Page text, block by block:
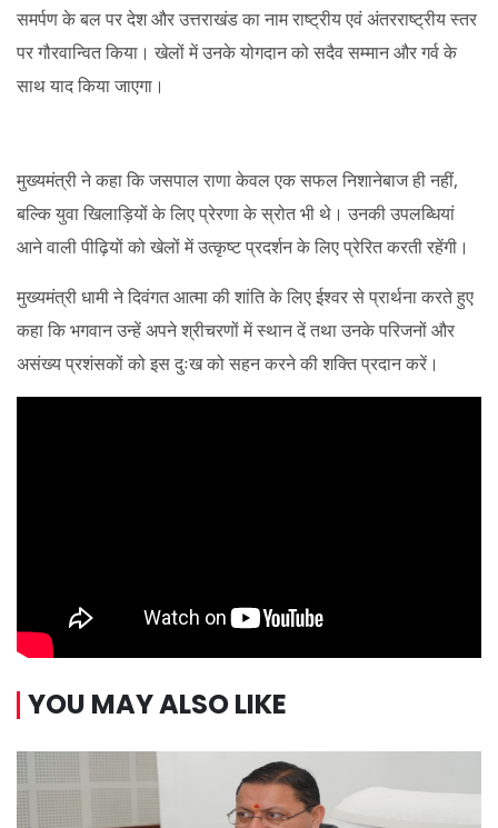
समर्पण के बल पर देश और उत्तराखंड का नाम राष्ट्रीय एवं अंतरराष्ट्रीय स्तर
पर गौरवान्वित किया। खेलों में उनके योगदान को सदैव सम्मान और गर्व के
साथ याद किया जाएगा।
मुख्यमंत्री ने कहा कि जसपाल राणा केवल एक सफल निशानेबाज ही नहीं,
बल्कि युवा खिलाड़ियों के लिए प्रेरणा के स्रोत भी थे। उनकी उपलब्धियां
आने वाली पीढ़ियों को खेलों में उत्कृष्ट प्रदर्शन के लिए प्रेरित करती रहेंगी।
मुख्यमंत्री धामी ने दिवंगत आत्मा की शांति के लिए ईश्वर से प्रार्थना करते हुए
कहा कि भगवान उन्हें अपने श्रीचरणों में स्थान दें तथा उनके परिजनों और
असंख्य प्रशंसकों को इस दुःख को सहन करने की शक्ति प्रदान करें।
YOU MAY ALSO LIKE